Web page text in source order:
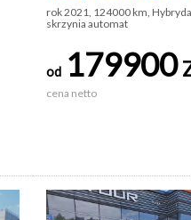
rok 2021, 124000 km, Hybryda
skrzynia automat
od 179900
cena netto